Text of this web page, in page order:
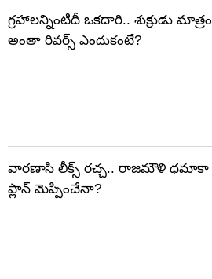
గ్రహాలన్నింటిదీ ఒకదారి.. శుక్రుడు మాత్రం
అంతా రివర్స్ ఎందుకంటే?
వారణాసి లీక్స్ రచ్చ.. రాజమౌళి ధమాకా
ప్లాన్ మెప్పించేనా?